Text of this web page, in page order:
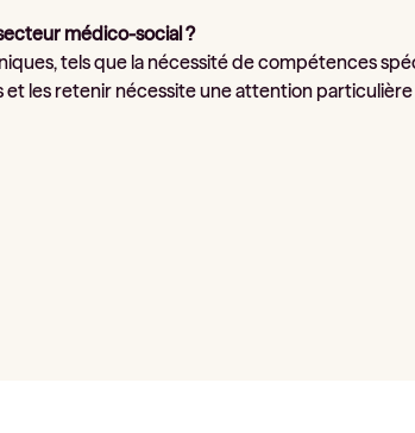
médico-social ?
tels que la nécessité de compétences
les retenir nécessite une attention